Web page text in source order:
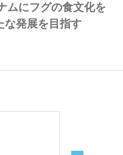
ムにフグの食文化を
な発展を目指す